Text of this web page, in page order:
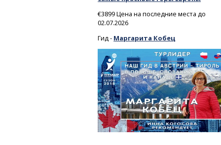
€3899 Цена на последние места до
02.07.2026
Гид - Маргарита Кобец